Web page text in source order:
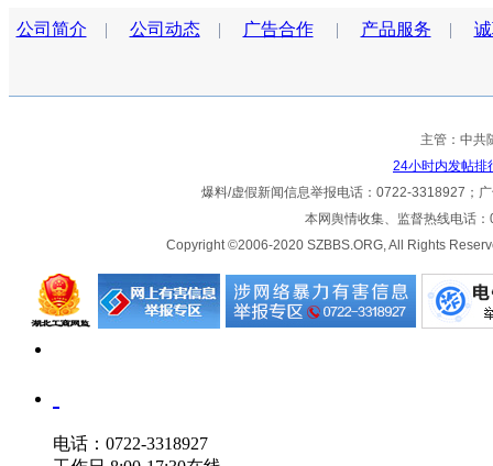
公司简介 | 公司动态| 广告合作| 产品服务 |
主管：中
24小时内发帖排
爆料/虚假新闻信息举报电话：0722-3318927；
本网舆情收集、监督热线电话
Copyright ©2006-2020 SZBBS.ORG, All Rights
电话：0722-3318927